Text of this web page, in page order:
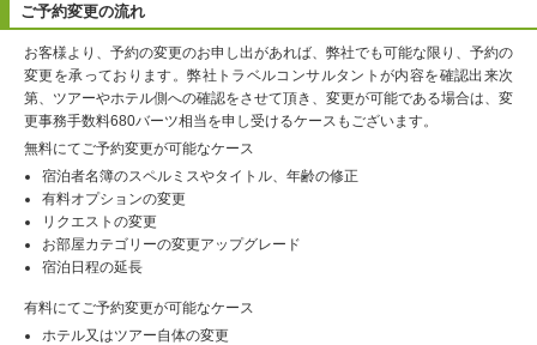
ご予約変更の流れ
お客様より、予約の変更のお申し出があれば、弊社でも可能な限り、予約の
変更を承っております。弊社トラベルコンサルタントが内容を確認出来次
第、ツアーやホテル側への確認をさせて頂き、変更が可能である場合は、変
更事務手数料680バーツ相当を申し受けるケースもございます。
無料にてご予約変更が可能なケース
宿泊者名簿のスペルミスやタイトル、年齢の修正
有料オプションの変更
リクエストの変更
お部屋カテゴリーの変更アップグレード
宿泊日程の延長
有料にてご予約変更が可能なケース
ホテル又はツアー自体の変更